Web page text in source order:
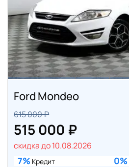
Ford Mondeo
615 000 ₽
515 000 ₽
скидка до 10.08.2026
7% Кредит 0%